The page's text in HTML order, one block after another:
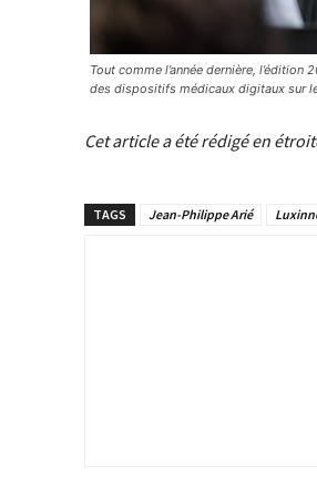
Tout comme l’année dernière,
des dispositifs médicaux digitaux sur
Cet article a été rédigé en
TAGS Jean-Philippe Arié